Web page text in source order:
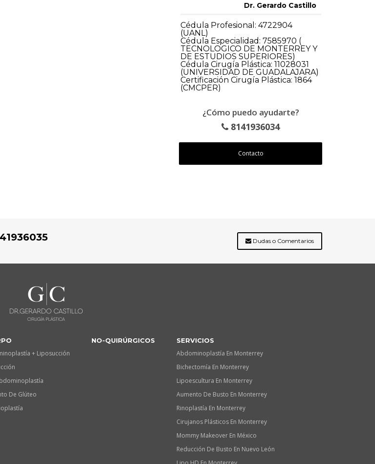
Dr. Gerardo Castillo
Cédula Profesional: 4722904
(UANL)
Cédula Especialidad: 7585970 (
TECNOLOGICO DE MONTERREY Y
DE ESTUDIOS SUPERIORES)
Cédula Cirugía Plástica: 11028031
(UNIVERSIDAD DE GUADALAJARA)
Certificación Cirugía Plástica: 1864
(CMCPER)
¿Cómo puedo ayudarte?
8141936034
Contacto
Dudas o Comentarios
+ Liposucción
De Glúteo
NO-QUIRÚRGICOS SERVICIOS
Abdominoplastía En Monterrey
Bichectomía En Monterrey
Lipoescultura En Monterrey
Aumento De Busto En Monterrey
Rinoplastía En Monterrey
Cirujanos Plásticos En Monterrey
Mommy Makeover En México
Reducción De Busto En Nuevo León